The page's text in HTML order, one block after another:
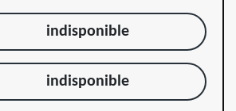
indisponible
indisponible